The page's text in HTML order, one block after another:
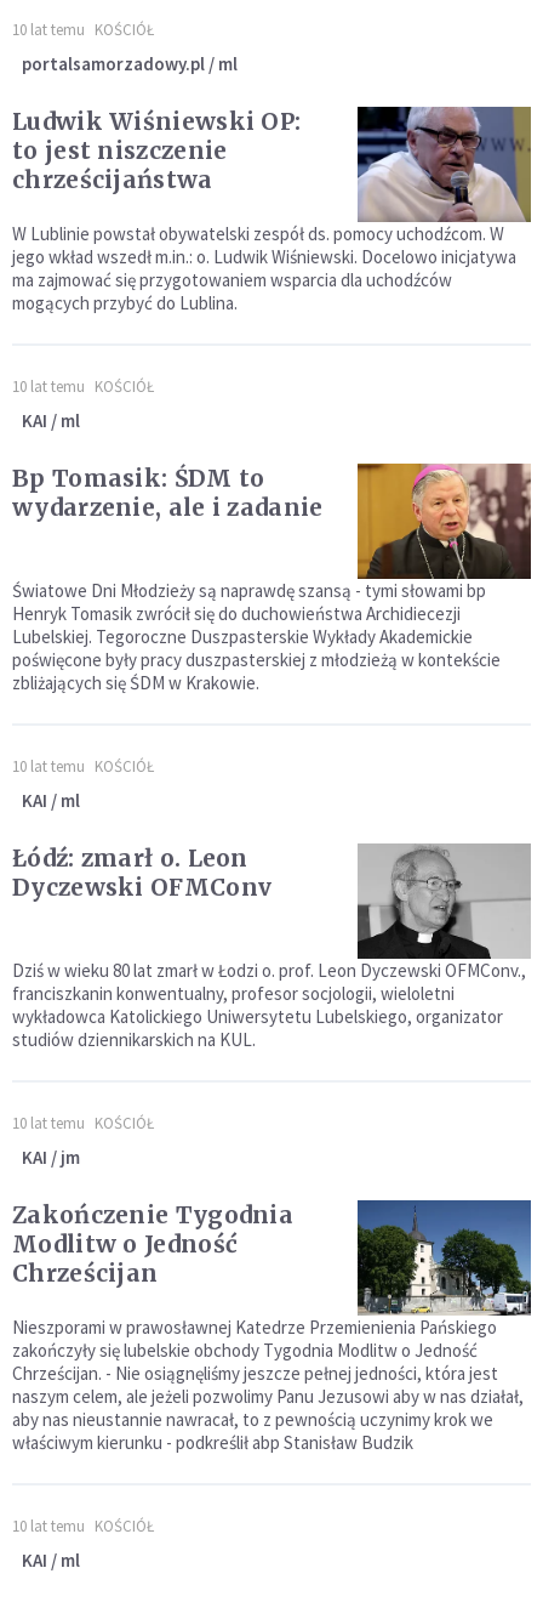
10 lat temu KOŚCIÓŁ
portalsamorzadowy.pl / ml
Ludwik Wiśniewski OP:
to jest niszczenie
chrześcijaństwa
W Lublinie powstał obywatelski zespół ds. pomocy uchodźcom. W
jego wkład wszedł m.in.: o. Ludwik Wiśniewski. Docelowo inicjatywa
ma zajmować się przygotowaniem wsparcia dla uchodźców
mogących przybyć do Lublina.
10 lat temu KOŚCIÓŁ
KAI / ml
Bp Tomasik: ŚDM to
wydarzenie, ale i zadanie
Światowe Dni Młodzieży są naprawdę szansą - tymi słowami bp
Henryk Tomasik zwrócił się do duchowieństwa Archidiecezji
Lubelskiej. Tegoroczne Duszpasterskie Wykłady Akademickie
poświęcone były pracy duszpasterskiej z młodzieżą w kontekście
zbliżających się ŚDM w Krakowie.
10 lat temu KOŚCIÓŁ
KAI / ml
Łódź: zmarł o. Leon
Dyczewski OFMConv
Dziś w wieku 80 lat zmarł w Łodzi o. prof. Leon Dyczewski OFMConv.,
franciszkanin konwentualny, profesor socjologii, wieloletni
wykładowca Katolickiego Uniwersytetu Lubelskiego, organizator
studiów dziennikarskich na KUL.
10 lat temu KOŚCIÓŁ
KAI / jm
Zakończenie Tygodnia
Modlitw o Jedność
Chrześcijan
Nieszporami w prawosławnej Katedrze Przemienienia Pańskiego
zakończyły się lubelskie obchody Tygodnia Modlitw o Jedność
Chrześcijan. - Nie osiągnęliśmy jeszcze pełnej jedności, która jest
naszym celem, ale jeżeli pozwolimy Panu Jezusowi aby w nas działał,
aby nas nieustannie nawracał, to z pewnością uczynimy krok we
właściwym kierunku - podkreślił abp Stanisław Budzik
10 lat temu KOŚCIÓŁ
KAI / ml